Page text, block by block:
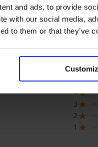
and ads, to provide
with our social media,
to them or that they’ve
szoptatós
5
4
3
2
1